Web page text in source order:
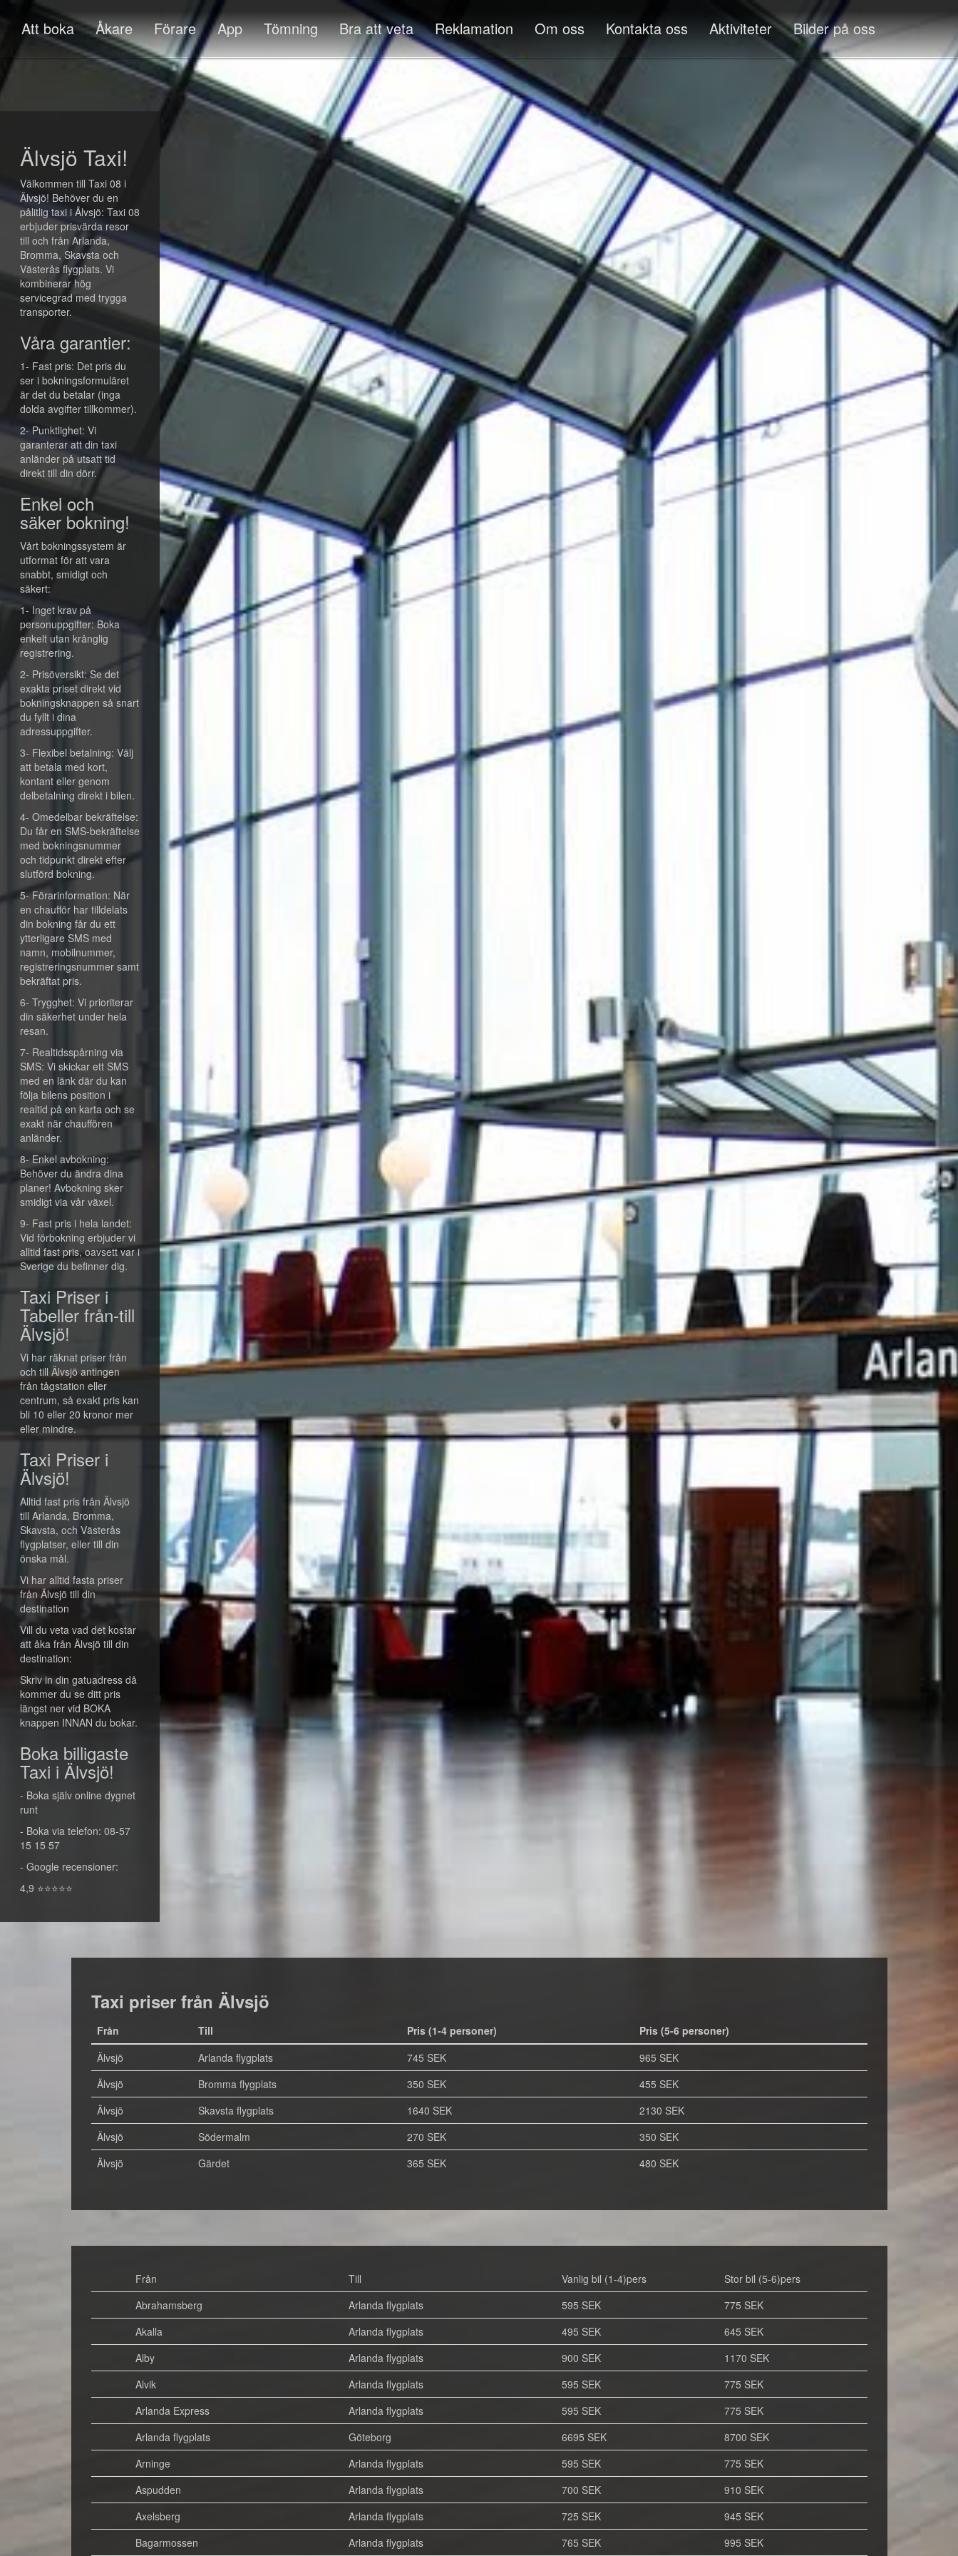
Att boka Åkare Förare App Tömning Bra att veta Reklamation Om oss Kontakta oss Aktiviteter Bilder på oss
Älvsjö Taxi!
Välkommen till Taxi 08 i
Älvsjö! Behöver du en
pålitlig taxi i Älvsjö: Taxi 08
erbjuder prisvärda resor
till och från Arlanda,
Bromma, Skavsta och
Västerås flygplats. Vi
kombinerar hög
servicegrad med trygga
transporter.
Våra garantier:
1- Fast pris: Det pris du
ser i bokningsformuläret
är det du betalar (inga
dolda avgifter tillkommer).
2- Punktlighet: Vi
garanterar att din taxi
anländer på utsatt tid
direkt till din dörr.
Enkel och
säker bokning!
Vårt bokningssystem är
utformat för att vara
snabbt, smidigt och
säkert:
1- Inget krav på
personuppgifter: Boka
enkelt utan krånglig
registrering.
2- Prisöversikt: Se det
exakta priset direkt vid
bokningsknappen så snart
du fyllt i dina
adressuppgifter.
3- Flexibel betalning: Välj
att betala med kort,
kontant eller genom
delbetalning direkt i bilen.
4- Omedelbar bekräftelse:
Du får en SMS-bekräftelse
med bokningsnummer
och tidpunkt direkt efter
slutförd bokning.
5- Förarinformation: När
en chaufför har tilldelats
din bokning får du ett
ytterligare SMS med
namn, mobilnummer,
registreringsnummer samt
bekräftat pris.
6- Trygghet: Vi prioriterar
din säkerhet under hela
resan.
7- Realtidsspårning via
SMS: Vi skickar ett SMS
med en länk där du kan
följa bilens position i
realtid på en karta och se
exakt när chauffören
anländer.
8- Enkel avbokning:
Behöver du ändra dina
planer! Avbokning sker
smidigt via vår växel.
9- Fast pris i hela landet:
Vid förbokning erbjuder vi
alltid fast pris, oavsett var i
Sverige du befinner dig.
Taxi Priser i
Tabeller från-till
Älvsjö!
Vi har räknat priser från
och till Älvsjö antingen
från tågstation eller
centrum, så exakt pris kan
bli 10 eller 20 kronor mer
eller mindre.
Taxi Priser i
Älvsjö!
Alltid fast pris från Älvsjö
till Arlanda, Bromma,
Skavsta, och Västerås
flygplatser, eller till din
önska mål.
Vi har alltid fasta priser
från Älvsjö till din
destination
Vill du veta vad det kostar
att åka från Älvsjö till din
destination:
Skriv in din gatuadress då
kommer du se ditt pris
längst ner vid BOKA
knappen INNAN du bokar.
Boka billigaste
Taxi i Älvsjö!
- Boka själv online dygnet
runt
- Boka via telefon: 08-57
15 15 57
- Google recensioner:
4,9 ⭐⭐⭐⭐⭐
Taxi priser från Älvsjö
Från Till Pris (1-4 personer)
Pris (5-6 personer)
Älvsjö
Arlanda flygplats 745 SEK
965 SEK
Älvsjö
Bromma flygplats 350 SEK
455 SEK
Älvsjö
Skavsta flygplats 1640 SEK
2130 SEK
Älvsjö
Södermalm 270 SEK
350 SEK
Älvsjö
Gärdet 365 SEK 480 SEK
Från Till Vanlig bil (1-4)pers
Stor bil (5-6)pers
Abrahamsberg
Arlanda flygplats 595 SEK
775 SEK
Akalla
Arlanda flygplats 495 SEK
645 SEK
Alby
Arlanda flygplats 900 SEK
1170 SEK
Alvik
Arlanda flygplats 595 SEK
775 SEK
Arlanda Express
Arlanda flygplats 595 SEK
775 SEK
Arlanda flygplats
Göteborg 6695 SEK
8700 SEK
Arninge
Arlanda flygplats 595 SEK
775 SEK
Aspudden
Arlanda flygplats 700 SEK
910 SEK
Axelsberg
Arlanda flygplats 725 SEK
945 SEK
Bagarmossen
Arlanda flygplats 765 SEK 995 SEK